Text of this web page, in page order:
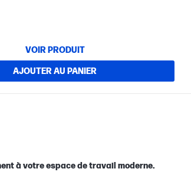
VOIR PRODUIT
AJOUTER AU PANIER
à votre espace de travail moderne.